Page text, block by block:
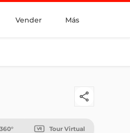
Vender Más
Tour Virtual